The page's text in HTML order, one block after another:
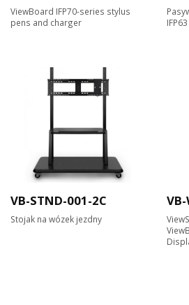
ViewBoard IFP70-series stylus
pens and charger
IFP63
VB-STND-001-2C
Stojak na wózek jezdny